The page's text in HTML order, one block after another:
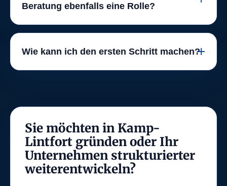
Beratung ebenfalls eine Rolle?
Wie kann ich den ersten Schritt machen?
Sie möchten in Kamp-
Lintfort gründen oder Ihr
Unternehmen strukturierter
weiterentwickeln?